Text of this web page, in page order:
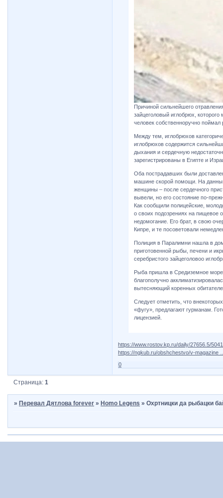
Причиной сильнейшего
зайцеголовый иглобрюх,
человек собственноручно
Между тем, иглобрюхов
иглобрюхов содержится
дыхания и сердечную
зарегистрированы в Египте и
Оба пострадавших были
машине скорой помощи. На
женщины – после сердечного
вывели, но его состояние по-
Как сообщили полицейские,
о своих подозрениях на пищевое
недомогание. Его брат, в свою
Кипре, и те посоветовали
Полиция в Паралимни нашла в
приготовенной рыбы, печени и
серебристого зайцеголовоо
Рыба пришла в Средиземное море
благополучно
вытесняющий коренных
Следует отметить, что
«фугу», предлагают гурманам.
лицензией.
https://www.rostov.kp.ru/daily/27656.5/
https://ngkub.ru/obshchestvo/v-magazine
0
Страница:1
»Перевал Дятлова forever »Homo Legens »Охртницки да рыбацки